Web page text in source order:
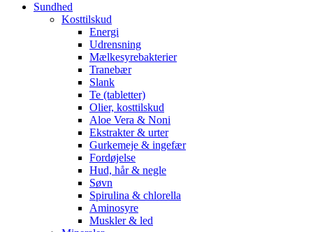
Sundhed
Kosttilskud
Energi
Udrensning
Mælkesyrebakterier
Tranebær
Slank
Te (tabletter)
Olier, kosttilskud
Aloe Vera & Noni
Ekstrakter & urter
Gurkemeje & ingefær
Fordøjelse
Hud, hår & negle
Søvn
Spirulina & chlorella
Aminosyre
Muskler & led